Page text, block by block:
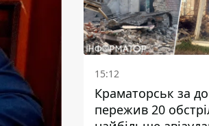
15:12
Краматорськ за
пережив 20